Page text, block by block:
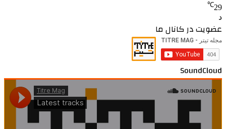
29
℃
د
عضویت در کانال ما
SoundCloud